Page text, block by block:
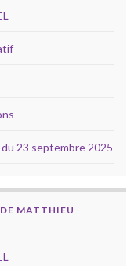
23 septembre 2025
DE MATTHIEU